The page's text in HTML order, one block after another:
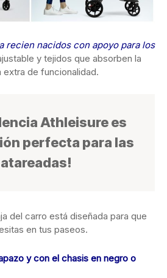
recien nacidos con apoyo para los
y tejidos que absorben la
extra de funcionalidad.
Athleisure es
perfecta para las
del carro está diseñada para que
en tus paseos.
y con el chasis en negro o